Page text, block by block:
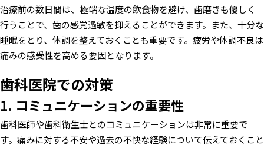
治療前の数日間は、極端な温度の飲食物を避け、歯磨きも優しく
行うことで、歯の感覚過敏を抑えることができます。また、十分な
睡眠をとり、体調を整えておくことも重要です。疲労や体調不良は
痛みの感受性を高める要因となります。
歯科医院での対策
1. コミュニケーションの重要性
歯科医師や歯科衛生士とのコミュニケーションは非常に重要で
す。痛みに対する不安や過去の不快な経験について伝えておくこと